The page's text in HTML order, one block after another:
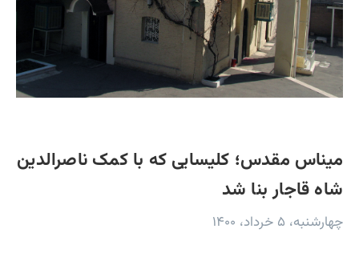
میناس مقدس؛ کلیسایی که با کمک ناصرالدین
شاه قاجار بنا شد
چهارشنبه، ۵ خرداد، ۱۴۰۰